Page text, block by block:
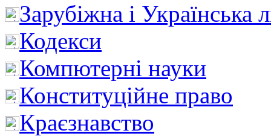
Зарубіжна і Українська
Кодекси
Компютерні науки
Конституційне право
Краєзнавство